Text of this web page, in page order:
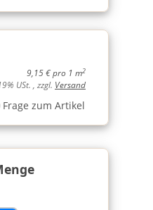
9,15 € pro 1 m2
USt. , zzgl. Versand
Frage zum Artikel